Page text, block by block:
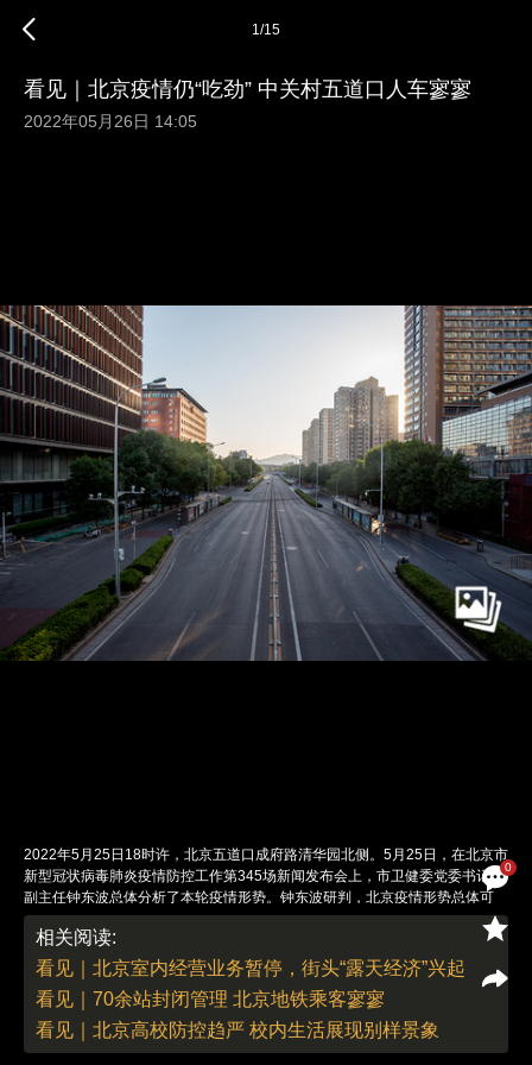
0
1/15
看见｜北京疫情仍“吃劲” 中关村五道口人车寥寥
2022年05月26日 14:05
2022年5月25日18时许，北京五道口成府路清华园北侧。5月25日，在北京市
新型冠状病毒肺炎疫情防控工作第345场新闻发布会上，市卫健委党委书记、
副主任钟东波总体分析了本轮疫情形势。钟东波研判，北京疫情形势总体可
控，但也处于逆水行舟、不进则退的关键时期和吃劲的阶段。图：财新 丁可
（实习）
责任编辑：董德 | 版面编辑：邓舒方
相关阅读:
看见｜北京室内经营业务暂停，街头“露天经济”兴起
看见｜70余站封闭管理 北京地铁乘客寥寥
看见｜北京高校防控趋严 校内生活展现别样景象